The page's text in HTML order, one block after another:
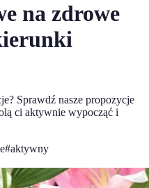
na zdrowe
Sprawdź nasze propozycje
ci aktywnie wypocząć i
#aktywny